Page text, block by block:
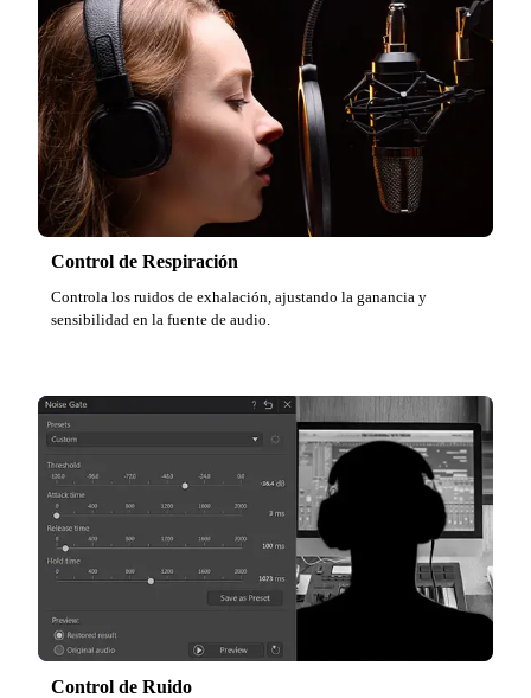
Control de Respiración
Controla los ruidos de exhalación, ajustando la ganancia y
sensibilidad en la fuente de audio.
Control de Ruido